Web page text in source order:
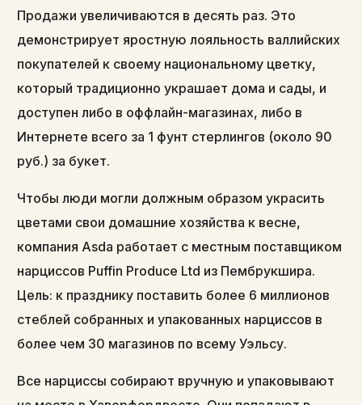
Продажи увеличиваются в десять раз. Это
демонстрирует яростную лояльность валлийских
покупателей к своему национальному цветку,
который традиционно украшает дома и сады, и
доступен либо в оффлайн-магазинах, либо в
Интернете всего за 1 фунт стерлингов (около 90
руб.) за букет.
Чтобы люди могли должным образом украсить
цветами свои домашние хозяйства к весне,
компания Asda работает с местным поставщиком
нарциссов Puffin Produce Ltd из Пембрукшира.
Цель: к празднику поставить более 6 миллионов
стеблей собранных и упакованных нарциссов в
более чем 30 магазинов по всему Уэльсу.
Все нарциссы собирают вручную и упаковывают